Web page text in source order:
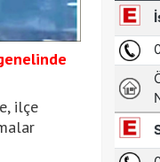
ilçe